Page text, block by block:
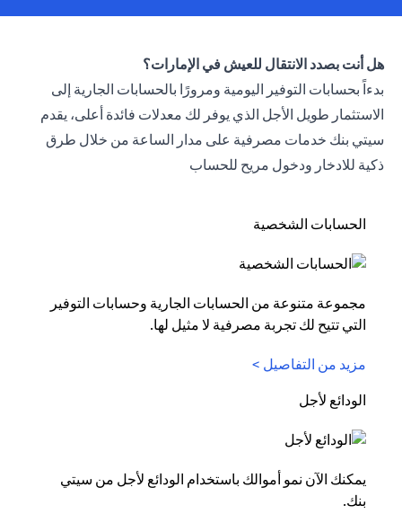
هل أنت بصدد الانتقال للعيش في الإمارات؟
بدءاً بحسابات التوفير اليومية ومرورًا بالحسابات الجارية إلى
الاستثمار طويل الأجل الذي يوفر لك معدلات فائدة أعلى، يقدم
سيتي بنك خدمات مصرفية على مدار الساعة من خلال طرق
ذكية للادخار ودخول مريح للحساب
الحسابات الشخصية
مجموعة متنوعة من الحسابات الجارية وحسابات التوفير
التي تتيح لك تجربة مصرفية لا مثيل لها.
مزيد من التفاصيل >
الودائع لأجل
يمكنك الآن نمو أموالك باستخدام الودائع لأجل من سيتي
بنك.